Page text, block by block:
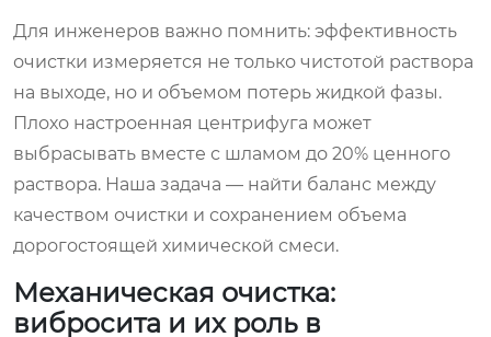
Для инженеров важно помнить: эффективность
очистки измеряется не только чистотой раствора
на выходе, но и объемом потерь жидкой фазы.
Плохо настроенная центрифуга может
выбрасывать вместе с шламом до 20% ценного
раствора. Наша задача — найти баланс между
качеством очистки и сохранением объема
дорогостоящей химической смеси.
Механическая очистка:
вибросита и их роль в